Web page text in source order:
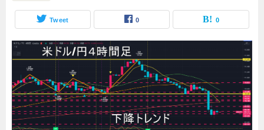
Tweet 0 0